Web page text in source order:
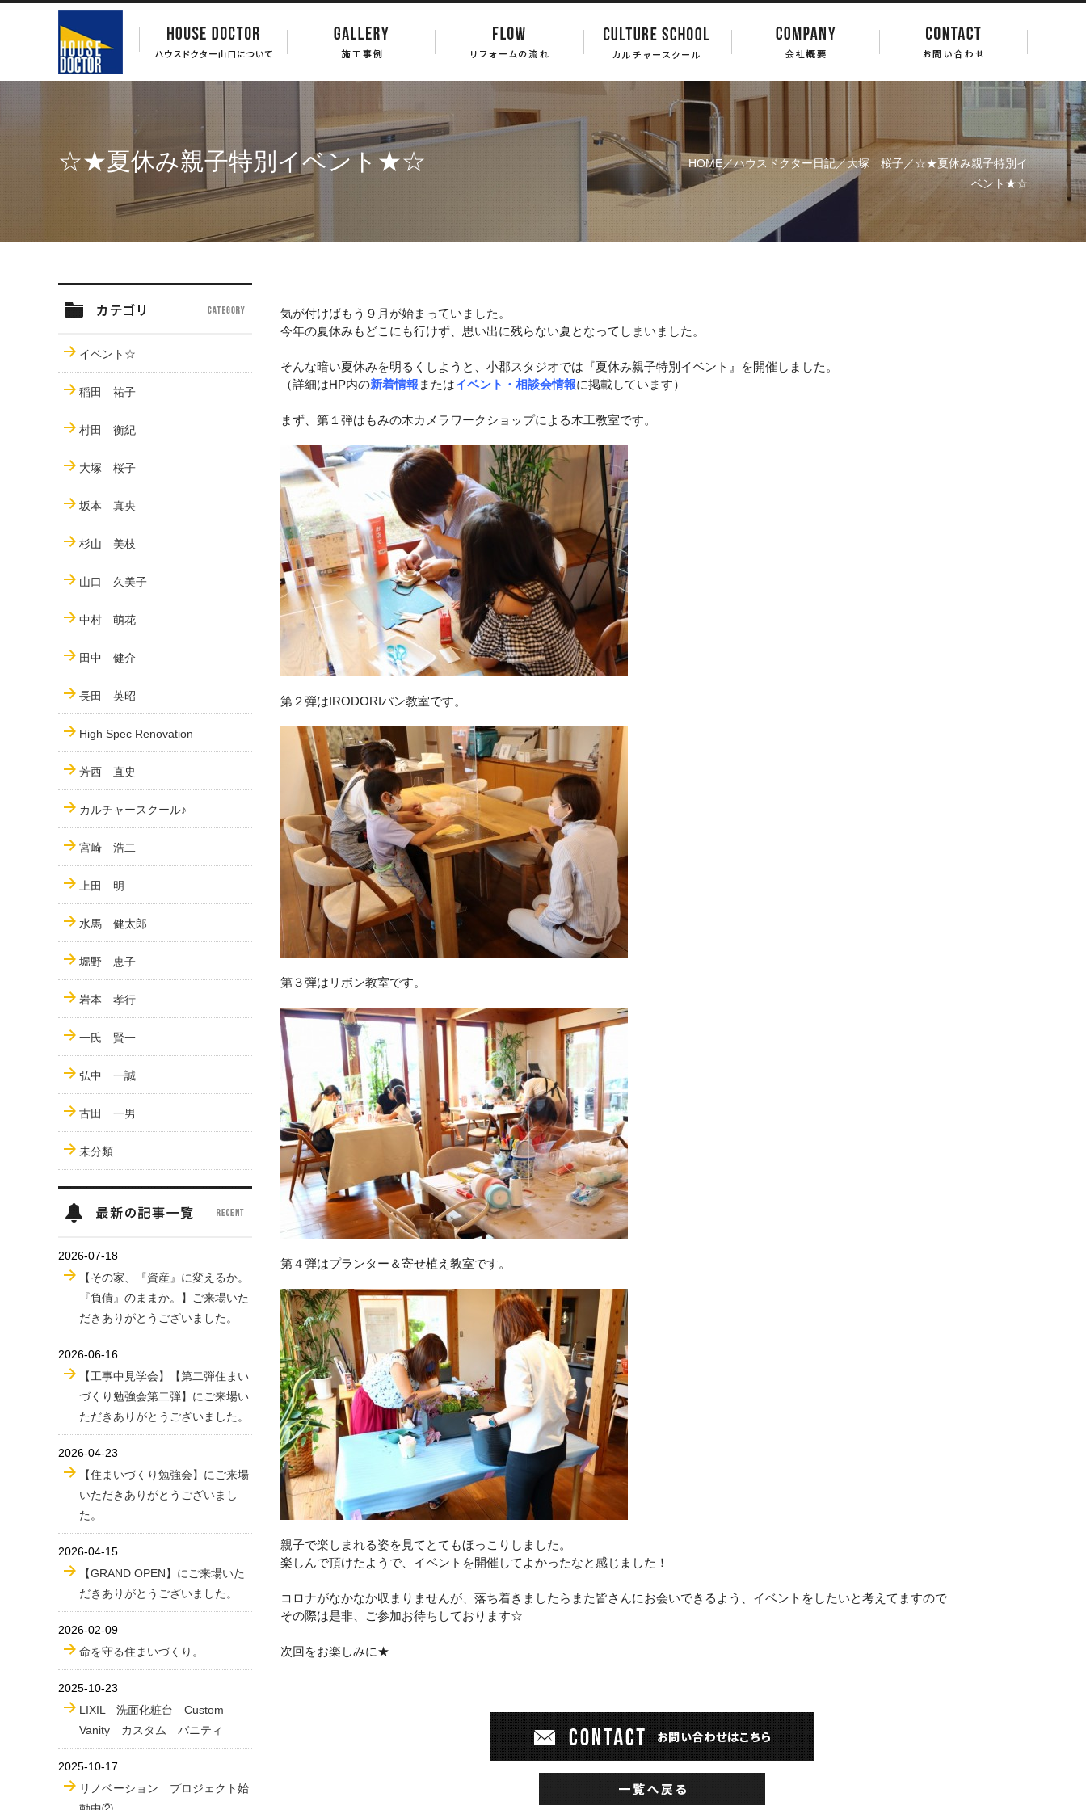
☆★夏休み親子特別イベント★☆ HOME／ハウスドクター日記／大塚 桜子／☆★夏休み親子特別イ
ベント★☆
気が付けばもう９月が始まっていました。
今年の夏休みもどこにも行けず、思い出に残らない夏となってしまいました。
そんな暗い夏休みを明るくしようと、 小郡スタジオでは『夏休み親子特別イベント』を開催しました。
（詳細はHP内の新着情報 またはイベント・相談会情報に掲載しています）
まず、第１弾はもみの木カメラワークショップによる木工教室です。
第２弾はIRODORIパン教室です。
第３弾はリボン教室です。
第４弾はプランター＆寄せ植え教室です。
親子で楽しまれる姿を見てとてもほっこりしました。
楽しんで頂けたようで、イベントを開催してよかったなと感じました！
コロナがなかなか収まりませんが、落ち着きましたら また皆さんにお会いできるよう、イベントをしたいと考えてますので
その際は是非、ご参加お待ちしております☆
次回をお楽しみに★
イベント☆
稲田 祐子
村田 衡紀
大塚 桜子
坂本 真央
杉山 美枝
山口 久美子
中村 萌花
田中 健介
長田 英昭
High Spec Renovation
芳西 直史
カルチャースクール♪
宮崎 浩二
上田 明
水馬 健太郎
堀野 恵子
岩本 孝行
一氏 賢一
弘中 一誠
古田 一男
未分類
2026-07-18
【その家、『資産』に変えるか。
『負債』のままか。】ご来場いた
だきありがとうございました。
2026-06-16
【工事中見学会】【第二弾住まい
づくり勉強会第二弾】にご来場い
ただきありがとうございました。
2026-04-23
【住まいづくり勉強会】にご来場
いただきありがとうございまし
た。
2026-04-15
【GRAND OPEN】にご来場いた
だきありがとうございました。
2026-02-09
命を守る住まいづくり。
2025-10-23
LIXIL 洗面化粧台 Custom
Vanity カスタム バニティ
2025-10-17
リノベーション プロジェクト始